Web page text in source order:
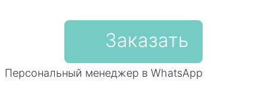
Заказать
Персональный менеджер в WhatsApp